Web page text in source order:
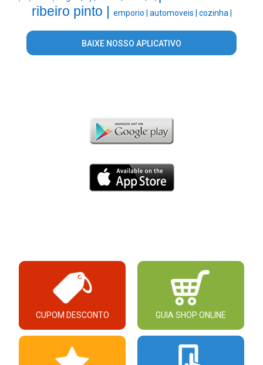
ribeiro pinto | emporio | automoveis | cozinha |
BAIXE NOSSO APLICATIVO
CUPOM DESCONTO GUIA SHOP ONLINE